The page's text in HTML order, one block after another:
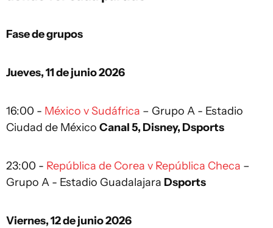
Fase de grupos
Jueves, 11 de junio 2026
16:00 - México v Sudáfrica – Grupo A - Estadio
Ciudad de México Canal 5, Disney, Dsports
23:00 - República de Corea v República Checa –
Grupo A - Estadio Guadalajara Dsports
Viernes, 12 de junio 2026